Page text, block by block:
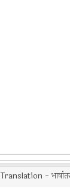
Translation -